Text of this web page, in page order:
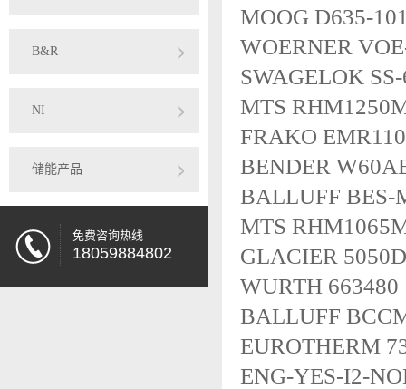
B&R
NI
储能产品
免费咨询热线
18059884802
MOOG D635-
WOERNER
SWAGELOK
MTS
FRAKO
BENDER
BALLUFF BES-
MTS
GLACIER
WURTH 663480
BALLUFF
EUROTHERM
ENG-YES-I2-